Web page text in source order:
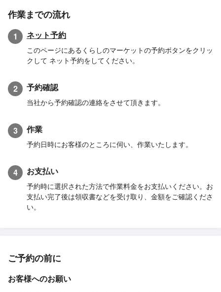
作業までの流れ
1 ネット予約
このページにあるくらしのマーケットの予約ボタンをクリッ
クして ネット予約をしてください。
2 予約確認
当社から予約確認の連絡をさせて頂きます。
3 作業
予約日時にお客様のところに伺い、作業いたします。
4 お支払い
予約時に選択された方法で作業料金をお支払いください。お
支払い完了後は領収書などを受け取り、金額をご確認くださ
い。
ご予約の前に
お客様へのお願い